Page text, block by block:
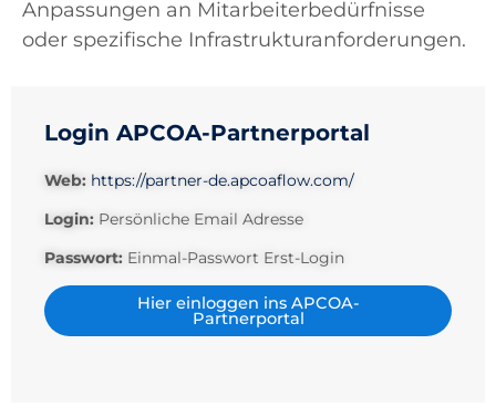
Anpassungen an Mitarbeiterbedürfnisse
oder spezifische Infrastrukturanforderungen.
Login APCOA-Partnerportal
Web: https://partner-de.apcoaflow.com/
Login: Persönliche Email Adresse
Passwort: Einmal-Passwort Erst-Login
Hier einloggen ins APCOA-
Partnerportal